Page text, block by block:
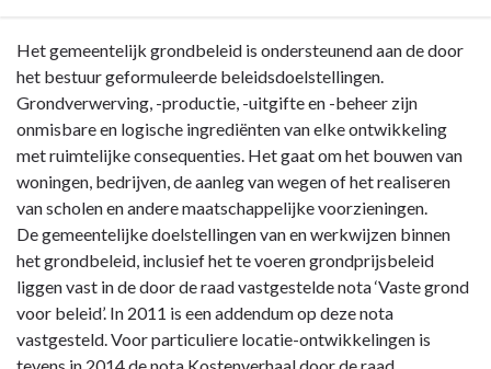
Terug
naar
navigatie
Paragraaf
Grondbeleid
Wettelijk
kader
gemeentelijk
Het gemeentelijk grondbeleid is ondersteunend aan de door
het bestuur geformuleerde beleidsdoelstellingen.
Grondverwerving, -productie, -uitgifte en -beheer zijn
onmisbare en logische ingrediënten van elke ontwikkeling
met ruimtelijke consequenties. Het gaat om het bouwen van
woningen, bedrijven, de aanleg van wegen of het realiseren
van scholen en andere maatschappelijke voorzieningen.
De gemeentelijke doelstellingen van en werkwijzen binnen
het grondbeleid, inclusief het te voeren grondprijsbeleid
liggen vast in de door de raad vastgestelde nota ‘Vaste grond
voor beleid’. In 2011 is een addendum op deze nota
vastgesteld. Voor particuliere locatie-ontwikkelingen is